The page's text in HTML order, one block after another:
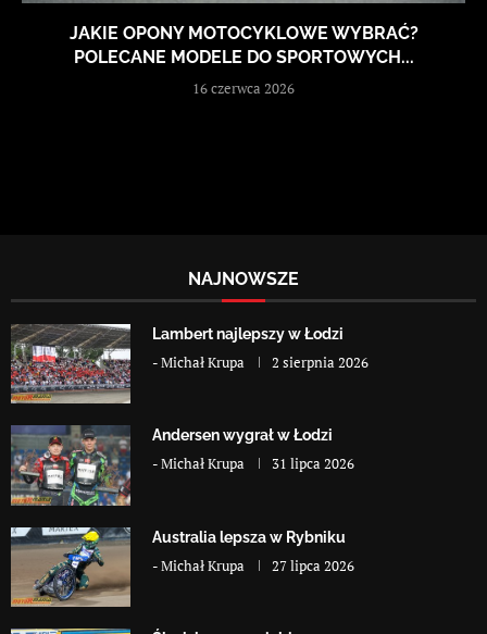
JAKIE OPONY MOTOCYKLOWE WYBRAĆ?
POLECANE MODELE DO SPORTOWYCH...
16 czerwca 2026
NAJNOWSZE
Lambert najlepszy w Łodzi
-Michał Krupa 2 sierpnia 2026
Andersen wygrał w Łodzi
-Michał Krupa 31 lipca 2026
Australia lepsza w Rybniku
-Michał Krupa 27 lipca 2026